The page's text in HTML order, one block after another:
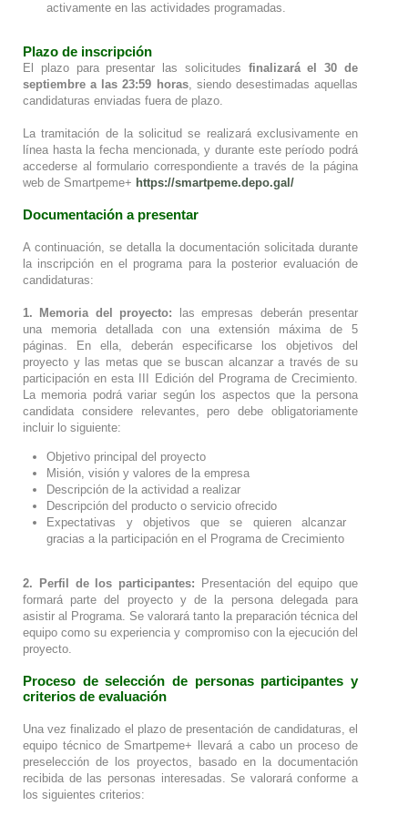
activamente en las actividades programadas.
Plazo de inscripción
El plazo para presentar las solicitudes finalizará el 30 de
septiembre a las 23:59 horas, siendo desestimadas aquellas
candidaturas enviadas fuera de plazo.
La tramitación de la solicitud se realizará exclusivamente en
línea hasta la fecha mencionada, y durante este período podrá
accederse al formulario correspondiente a través de la página
web de Smartpeme+ https://smartpeme.depo.gal/
Documentación a presentar
A continuación, se detalla la documentación solicitada durante
la inscripción en el programa para la posterior evaluación de
candidaturas:
1. Memoria del proyecto: las empresas deberán presentar
una memoria detallada con una extensión máxima de 5
páginas. En ella, deberán especificarse los objetivos del
proyecto y las metas que se buscan alcanzar a través de su
participación en esta III Edición del Programa de Crecimiento.
La memoria podrá variar según los aspectos que la persona
candidata considere relevantes, pero debe obligatoriamente
incluir lo siguiente:
Objetivo principal del proyecto
Misión, visión y valores de la empresa
Descripción de la actividad a realizar
Descripción del producto o servicio ofrecido
Expectativas y objetivos que se quieren alcanzar
gracias a la participación en el Programa de Crecimiento
2. Perfil de los participantes: Presentación del equipo que
formará parte del proyecto y de la persona delegada para
asistir al Programa. Se valorará tanto la preparación técnica del
equipo como su experiencia y compromiso con la ejecución del
proyecto.
Proceso de selección de personas participantes y
criterios de evaluación
Una vez finalizado el plazo de presentación de candidaturas, el
equipo técnico de Smartpeme+ llevará a cabo un proceso de
preselección de los proyectos, basado en la documentación
recibida de las personas interesadas. Se valorará conforme a
los siguientes criterios: